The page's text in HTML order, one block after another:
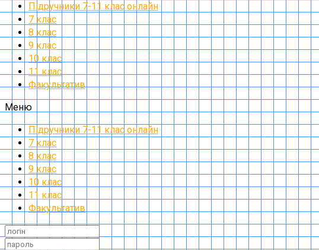
Підручники 7-11 клас онлайн
7 клас
8 клас
9 клас
10 клас
11 клас
Факультатив
Меню
Підручники 7-11 клас онлайн
7 клас
8 клас
9 клас
10 клас
11 клас
Факультатив